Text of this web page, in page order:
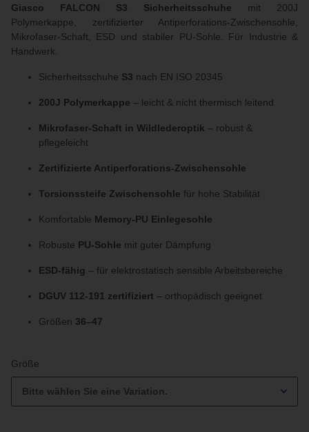
Giasco FALCON S3 Sicherheitsschuhe mit 200J
Polymerkappe, zertifizierter Antiperforations-Zwischensohle,
Mikrofaser-Schaft, ESD und stabiler PU-Sohle. Für Industrie &
Handwerk.
Sicherheitsschuhe S3 nach EN ISO 20345
200J Polymerkappe – leicht & nicht thermisch leitend
Mikrofaser-Schaft in Wildlederoptik – robust &
pflegeleicht
Zertifizierte Antiperforations-Zwischensohle
Torsionssteife Zwischensohle für hohe Stabilität
Komfortable Memory-PU Einlegesohle
Robuste PU-Sohle mit guter Dämpfung
ESD-fähig – für elektrostatisch sensible Arbeitsbereiche
DGUV 112-191 zertifiziert – orthopädisch geeignet
Größen 36–47
Größe
Bitte wählen Sie eine Variation.